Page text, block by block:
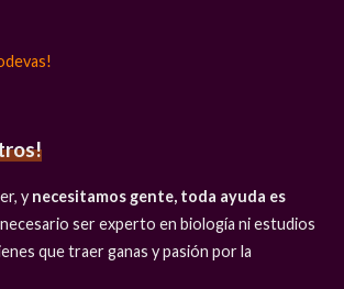
y necesitamos gente, toda ayuda es
ser experto en biología ni estudios
que traer ganas y pasión por la